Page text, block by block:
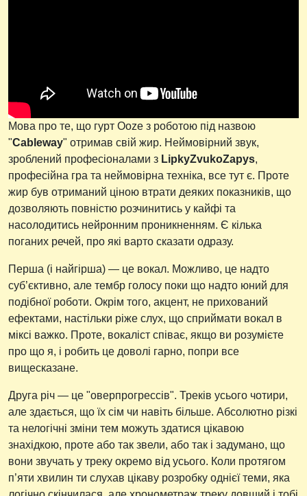
Мова про те, що гурт Ooze з роботою під назвою
"Cableway" отримав свій жир. Неймовірний звук,
зроблений професіоналами з LipkyZvukoZapys,
професійна гра та неймовірна техніка, все тут є. Проте
жир був отриманий ціною втрати деяких показників, що
дозволяють повністю розчинитись у кайфі та
насолодитись нейронним проникненням. Є кілька
поганих речей, про які варто сказати одразу.
Перша (і найгірша) — це вокал. Можливо, це надто
суб’єктивно, але тембр голосу поки що надто юний для
подібної роботи. Окрім того, акцент, не прихований
ефектами, настільки ріже слух, що сприймати вокал в
міксі важко. Проте, вокаліст співає, якщо ви розумієте
про що я, і робить це доволі гарно, попри все
вищесказане.
Друга річ — це "оверпрогрессів". Треків усього чотири,
але здається, що їх сім чи навіть більше. Абсолютно різкі
та нелогічні зміни тем можуть здатися цікавою
знахідкою, проте або так звели, або так і задумано, що
вони звучать у треку окремо від усього. Коли протягом
п’яти хвилин ти слухав цікаву розробку однієї теми, яка